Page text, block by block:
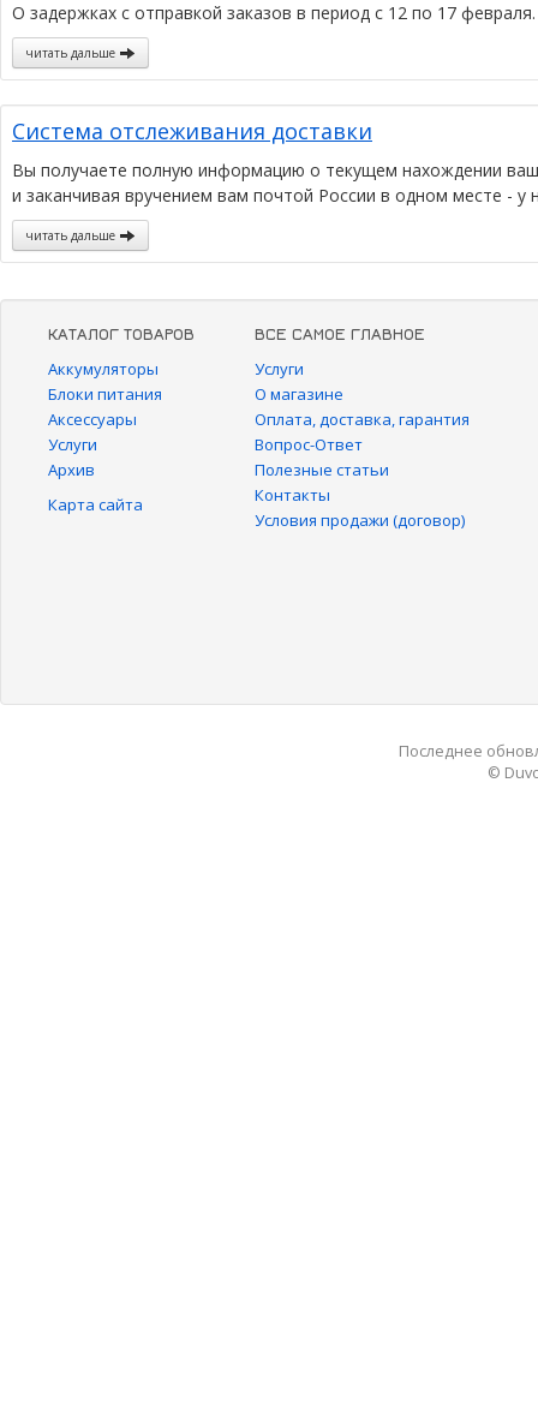
О задержках с отправкой заказов в период с 12 по 17 февраля.
читать дальше
Система отслеживания доставки
Вы получаете полную информацию о текущем нахождении
и заканчивая вручением вам почтой России в одном месте - у
читать дальше
КАТАЛОГ ТОВАРОВ
Аккумуляторы
Блоки питания
Аксессуары
Услуги
Архив
Карта сайта
ВСЕ САМОЕ ГЛАВНОЕ
Услуги
О магазине
Оплата, доставка, гарантия
Вопрос-Ответ
Полезные статьи
Контакты
Условия продажи (договор)
Последнее
©